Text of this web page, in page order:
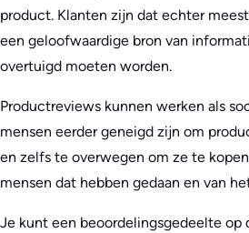
product. Klanten zijn dat echter
een geloofwaardige bron van
overtuigd moeten worden.
Productreviews kunnen werken als
mensen eerder geneigd zijn om
en zelfs te overwegen om ze te
mensen dat hebben gedaan en van
Je kunt een beoordelingsgedeelte op